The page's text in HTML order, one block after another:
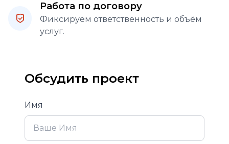
Работа по договору
Фиксируем ответственность и объём
услуг.
Обсудить проект
Имя